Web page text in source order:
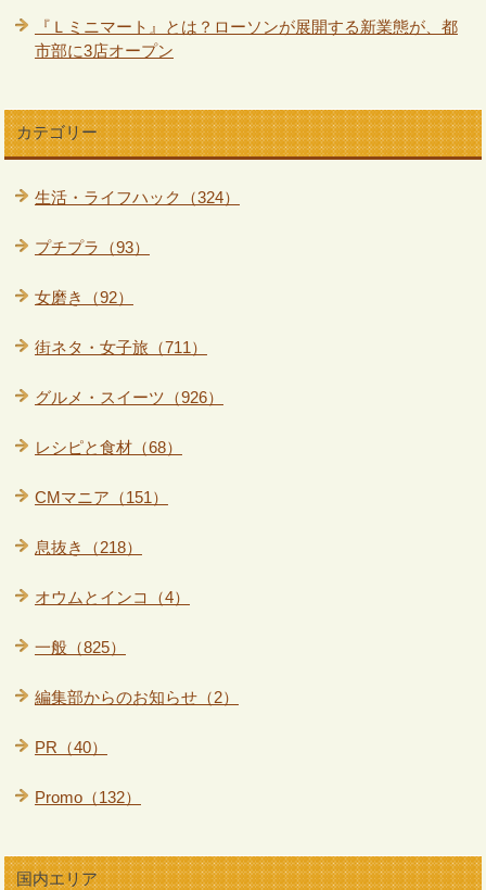
『Ｌミニマート』とは？ローソンが展開する新業態が、都
市部に3店オープン
カテゴリー
生活・ライフハック（324）
プチプラ（93）
女磨き（92）
街ネタ・女子旅（711）
グルメ・スイーツ（926）
レシピと食材（68）
CMマニア（151）
息抜き（218）
オウムとインコ（4）
一般（825）
編集部からのお知らせ（2）
PR（40）
Promo（132）
国内エリア